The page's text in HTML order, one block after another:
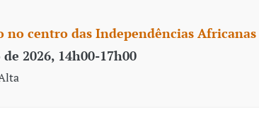
no centro das Independências Africanas
2026, 14h00-17h00